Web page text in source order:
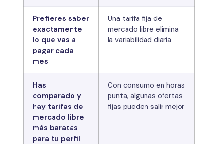
Prefieres saber
exactamente
lo que vas a
pagar cada
mes
Una tarifa fija de
mercado libre elimina
la variabilidad diaria
Has
comparado y
hay tarifas de
mercado libre
más baratas
para tu perfil
Con consumo en horas
punta, algunas ofertas
fijas pueden salir mejor